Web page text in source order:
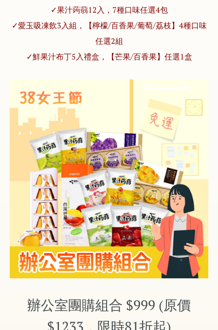
✓果汁蒟蒻12入，7種口味任選4包
✓愛玉吸凍飲3入組，【檸檬/百香果/葡萄/荔枝】4種口味
任選2組
✓鮮果汁布丁5入禮盒，【芒果/百香果】任選1盒
辦公室團購組合 $999 (原價
$1233，限時81折起)